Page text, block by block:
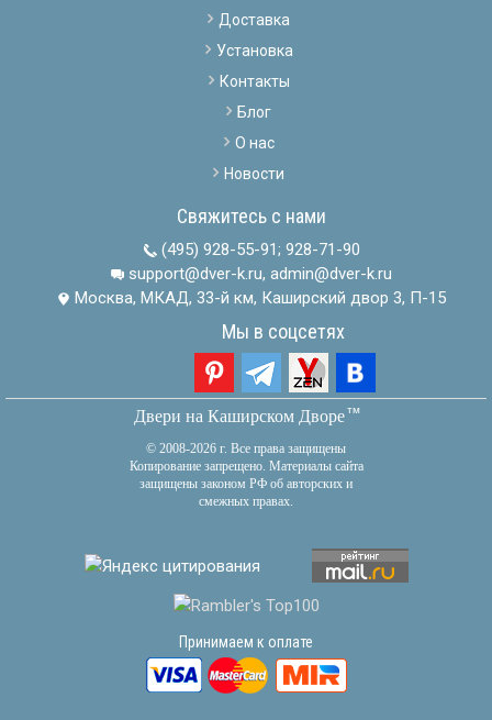
Доставка
Установка
Контакты
Блог
О нас
Новости
Свяжитесь с нами
(495) 928-55-91; 928-71-90
support@dver-k.ru, admin@dver-k.ru
Москва, МКАД, 33-й км, Каширский двор 3, П-15
Мы в соцсетях
Двери на Каширском Дворетм
© 2008-2026 г. Все права защищены
Копирование запрещено. Материалы сайта
защищены законом РФ об авторских и
смежных правах.
Принимаем к оплате